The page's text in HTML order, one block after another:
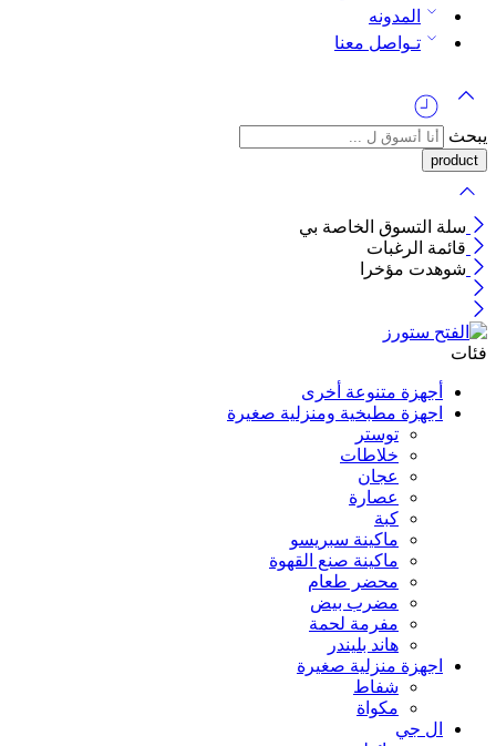
المدونه
تـواصل معنا
يبحث
سلة التسوق الخاصة بي
قائمة الرغبات
شوهدت مؤخرا
فئات
أجهزة متنوعة أخرى
اجهزة مطبخية ومنزلية صغيرة
توستر
خلاطات
عجان
عصارة
كبة
ماكينة سبريسو
ماكينة صنع القهوة
محضر طعام
مضرب بيض
مفرمة لحمة
هاند بليندر
اجهزة منزلية صغيرة
شفاط
مكواة
ال جي